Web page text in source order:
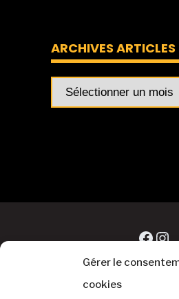
Gérer le
cookies
ARCHIVES ARTICLES
articles